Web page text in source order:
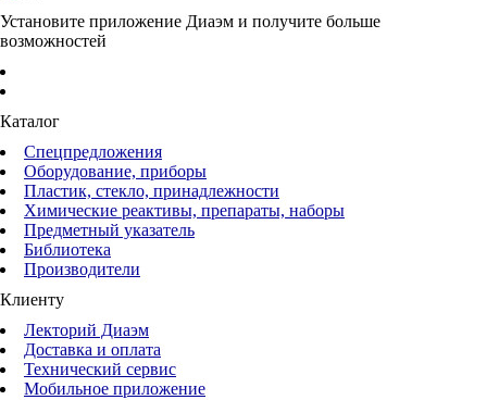
Установите приложение Диаэм и получите больше
возможностей
Каталог
Спецпредложения
Оборудование, приборы
Пластик, стекло, принадлежности
Химические реактивы, препараты, наборы
Предметный указатель
Библиотека
Производители
Клиенту
Лекторий Диаэм
Доставка и оплата
Технический сервис
Мобильное приложение